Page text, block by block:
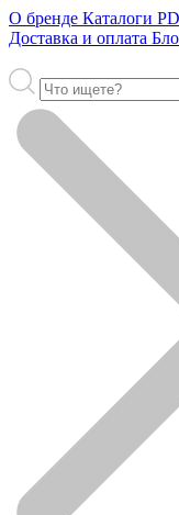
О бренде Каталоги
Доставка и оплата